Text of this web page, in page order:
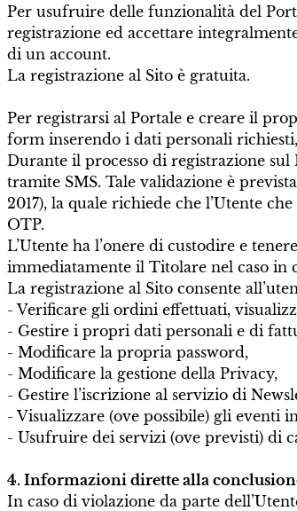
Per usufruire delle funzionalità del
registrazione ed accettare
di un account.
La registrazione al Sito è gratuita.
Per registrarsi al Portale e creare il
form inserendo i dati personali
Durante il processo di registrazione
tramite SMS. Tale validazione è
2017), la quale richiede che l’Utente
OTP.
L’Utente ha l’onere di custodire e
immediatamente il Titolare nel caso in
La registrazione al Sito consente
- Verificare gli ordini effettuati,
- Gestire i propri dati personali e di
- Modificare la propria password,
- Modificare la gestione della Privacy,
- Gestire l’iscrizione al servizio di
- Visualizzare (ove possibile) gli eventi
- Usufruire dei servizi (ove previsti) di
4. Informazioni dirette alla
In caso di violazione da parte